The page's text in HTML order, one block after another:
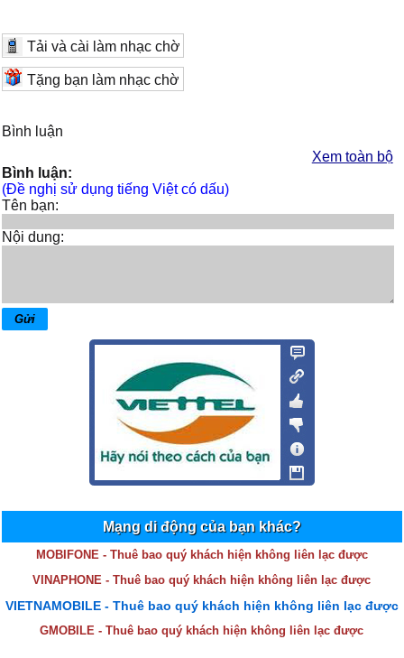
Tải và cài làm nhạc chờ
Tặng bạn làm nhạc chờ
Bình luận
Xem toàn bộ
Bình luận:
(Đề nghị sử dụng tiếng Việt có dấu)
Tên bạn:
Nội dung:
Mạng di động của bạn khác?
MOBIFONE - Thuê bao quý khách hiện không liên lạc được
VINAPHONE - Thuê bao quý khách hiện không liên lạc được
VIETNAMOBILE - Thuê bao quý khách hiện không liên lạc được
GMOBILE - Thuê bao quý khách hiện không liên lạc được